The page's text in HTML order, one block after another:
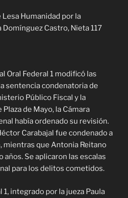
Humanidad por la
Castro, Nieta 117
Oral Federal 1 modificó las
sentencia condenatoria de
Público Fiscal y la
de Mayo, la Cámara
había ordenado su revisión.
Carabajal fue condenado a
mientras que Antonia Reitano
años. Se aplicaron las escalas
para los delitos cometidos.
1, integrado por la jueza Paula